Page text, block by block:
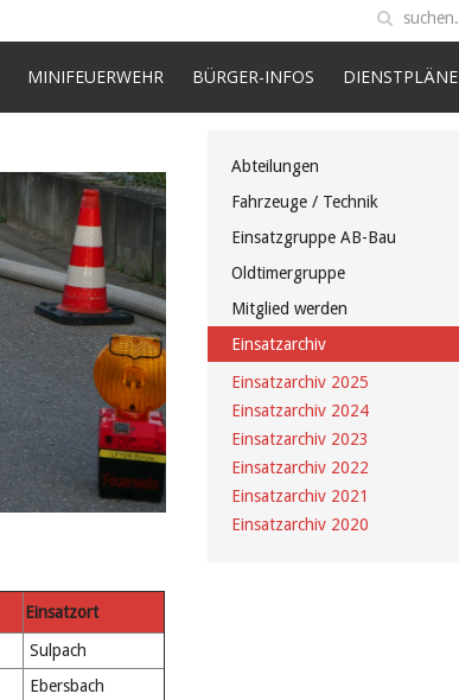
MINIFEUERWEHR BÜRGER-INFOS DIENSTPLÄNE
Einsatzort
Sulpach
Ebersbach
Abteilungen
Fahrzeuge / Technik
Einsatzgruppe AB-Bau
Oldtimergruppe
Mitglied werden
Einsatzarchiv
Einsatzarchiv 2025
Einsatzarchiv 2024
Einsatzarchiv 2023
Einsatzarchiv 2022
Einsatzarchiv 2021
Einsatzarchiv 2020